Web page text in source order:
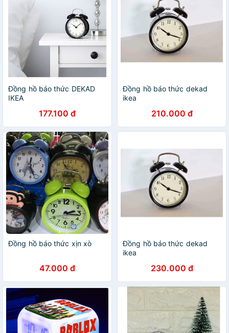
Đồng hồ báo thức DEKAD
IKEA
177.100 đ
Đồng hồ báo thức dekad
ikea
210.000 đ
Đồng hồ báo thức xịn xò
47.000 đ
Đồng hồ báo thức dekad
ikea
230.000 đ